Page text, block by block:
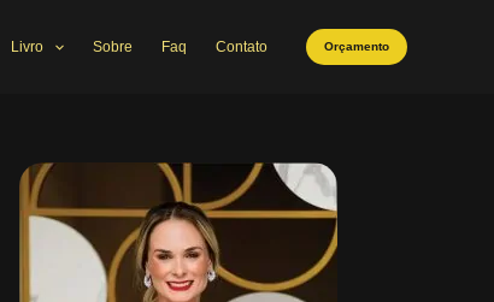
Livro Sobre Faq Contato Orçamento